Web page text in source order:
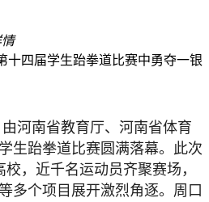
十四届学生跆拳道比赛中勇夺一银
南省教育厅、河南省体育
生跆拳道比赛圆满落幕。此次
，近千名运动员齐聚赛场，
多个项目展开激烈角逐。周口